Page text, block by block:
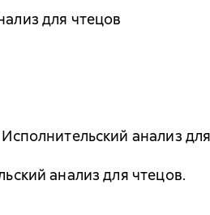
для чтецов
анализ
анализ для чтецов.